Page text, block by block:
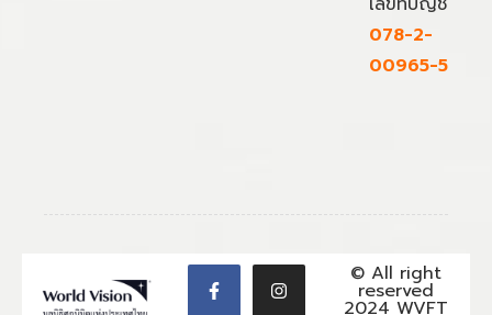
078-2-
00965-5
© All right
reserved
2024 WVFT